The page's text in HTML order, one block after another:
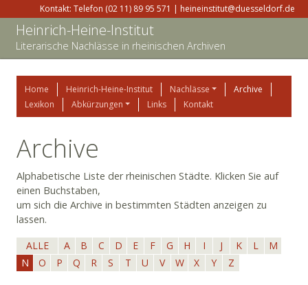
Kontakt: Telefon (02 11) 89 95 571 | heineinstitut@duesseldorf.de
Heinrich-Heine-Institut
Literarische Nachlässe in rheinischen Archiven
Home Heinrich-Heine-Institut Nachlässe
Archive
Lexikon
Abkürzungen Links Kontakt
Archive
Alphabetische Liste der rheinischen Städte. Klicken Sie auf
einen Buchstaben,
um sich die Archive in bestimmten Städten anzeigen zu
lassen.
ALLE
A B C D E F G H I J K L
M
N
O P Q R S T U V W X Y Z